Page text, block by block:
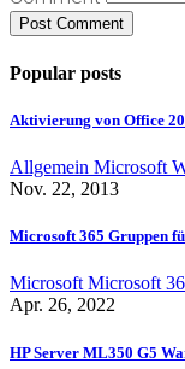
Popular posts
Aktivierung von Office
Allgemein Microsoft
Nov. 22, 2013
Microsoft 365 Gruppen
Microsoft Microsoft
Apr. 26, 2022
HP Server ML350 G5